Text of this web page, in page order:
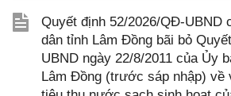
Quyết định 52/2026/QĐ-UBND
dân tỉnh Lâm Đồng bãi bỏ
UBND ngày 22/8/2011 của Ủy
Lâm Đồng (trước sáp nhập) về